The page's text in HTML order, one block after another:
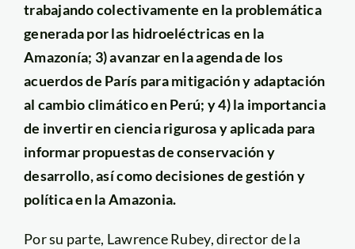
trabajando colectivamente en la problemática
generada por las hidroeléctricas en la
Amazonía; 3) avanzar en la agenda de los
acuerdos de París para mitigación y adaptación
al cambio climático en Perú; y 4) la importancia
de invertir en ciencia rigurosa y aplicada para
informar propuestas de conservación y
desarrollo, así como decisiones de gestión y
política en la Amazonia.
Por su parte, Lawrence Rubey, director de la